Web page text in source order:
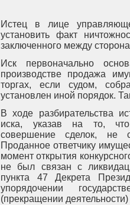
Истец в лице
установить факт
заключенного между
Иск первоначально
производстве продажа
торгах, если судом,
установлен иной порядок.
В ходе разбирательства
иска, указав на то, что
совершение сделок, не
Проданное ответчику
момент открытия
не был связан с
пункта 47 Декрета
упорядочении
(прекращении